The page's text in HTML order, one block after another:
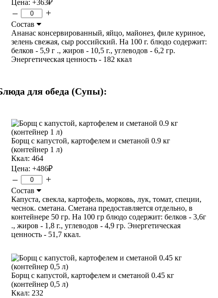
Цена: +363₽
– +
Состав
Ананас консервированный, яйцо, майонез, филе куриное,
зелень свежая, сыр российский. На 100 г. блюдо содержит:
белков - 5,9 г ., жиров - 10,5 г., углеводов - 6,2 гр.
Энергетическая ценность - 182 ккал
для обеда (Супы):
Борщ с капустой, картофелем и сметаной 0.9 кг
(контейнер 1 л)
Ккал: 464
Цена: +486₽
– +
Состав
Капуста, свекла, картофель, морковь, лук, томат, специи,
чеснок. сметана. Сметана предоставляется отдельно, в
контейнере 50 гр. На 100 гр блюдо содержит: белков - 3,6г
., жиров - 1,8 г., углеводов - 4,9 гр. Энергетическая
ценность - 51,7 ккал.
Борщ с капустой, картофелем и сметаной 0.45 кг
(контейнер 0,5 л)
Ккал: 232